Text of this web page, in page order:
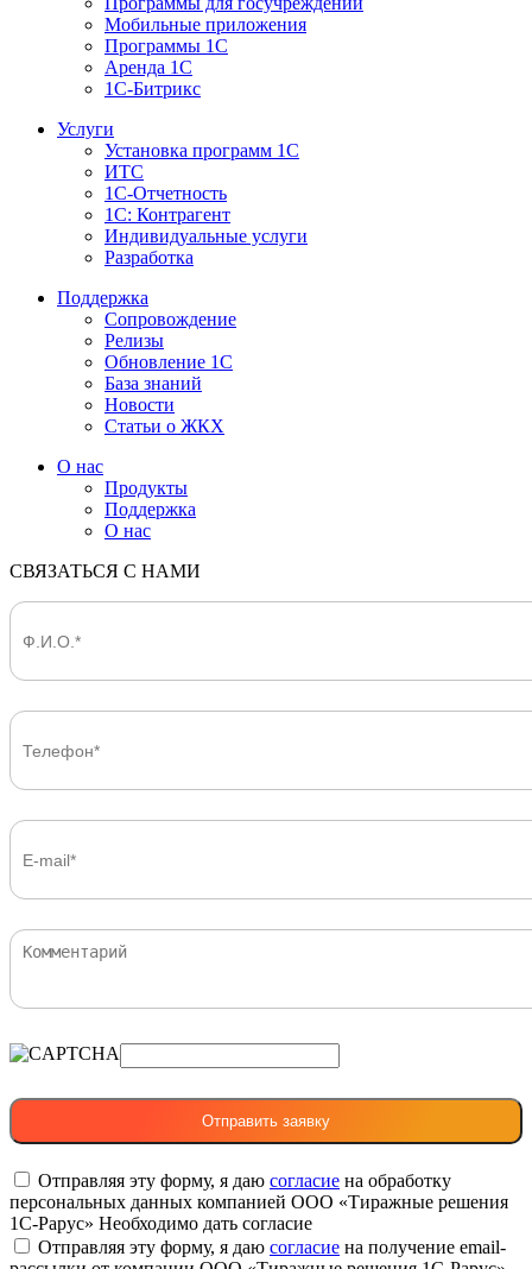
Мобильные приложения
Программы 1С
Аренда 1С
1С-Битрикс
Услуги
Установка программ 1С
ИТС
1С-Отчетность
1С: Контрагент
Индивидуальные услуги
Разработка
Поддержка
Сопровождение
Релизы
Обновление 1С
База знаний
Новости
Статьи о ЖКХ
О нас
Продукты
Поддержка
О нас
СВЯЗАТЬСЯ С НАМИ
Отправляя эту форму, я даю согласие на обработку
персональных данных компанией ООО «Тиражные решения
1С-Рарус» Необходимо дать согласие
Отправляя эту форму, я даю согласие на получение email-